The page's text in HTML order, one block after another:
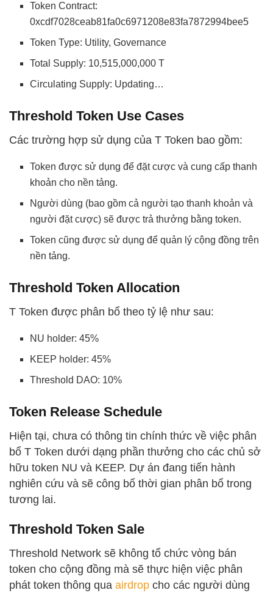
Token Contract:
0xcdf7028ceab81fa0c6971208e83fa7872994bee5
Token Type: Utility, Governance
Total Supply: 10,515,000,000 T
Circulating Supply: Updating…
Threshold Token Use Cases
Các trường hợp sử dụng của T Token bao gồm:
Token được sử dụng để đặt cược và cung cấp thanh
khoản cho nền tảng.
Người dùng (bao gồm cả người tạo thanh khoản và
người đặt cược) sẽ được trả thưởng bằng token.
Token cũng được sử dụng để quản lý cộng đồng trên
nền tảng.
Threshold Token Allocation
T Token được phân bổ theo tỷ lệ như sau:
NU holder: 45%
KEEP holder: 45%
Threshold DAO: 10%
Token Release Schedule
Hiện tại, chưa có thông tin chính thức về việc phân
bổ T Token dưới dạng phần thưởng cho các chủ sở
hữu token NU và KEEP. Dự án đang tiến hành
nghiên cứu và sẽ công bố thời gian phân bổ trong
tương lai.
Threshold Token Sale
Threshold Network sẽ không tổ chức vòng bán
token cho cộng đồng mà sẽ thực hiện việc phân
phát token thông qua airdrop cho các người dùng